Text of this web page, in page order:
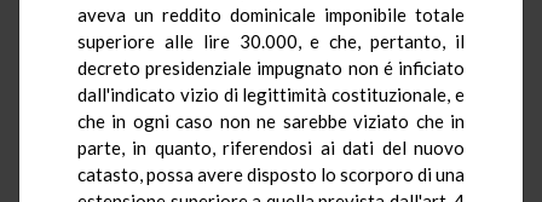
aveva un reddito dominicale imponibile totale
superiore alle lire 30.000, e che, pertanto, il
decreto presidenziale impugnato non é inficiato
dall'indicato vizio di legittimità costituzionale, e
che in ogni caso non ne sarebbe viziato che in
parte, in quanto, riferendosi ai dati del nuovo
catasto, possa avere disposto lo scorporo di una